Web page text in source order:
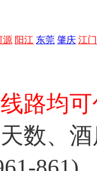
源 阳江 东莞 肇庆 江门
路均
数、